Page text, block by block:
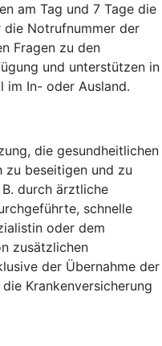
am Tag und 7 Tage die
Notrufnummer der
Fragen zu den
und unterstützen in
im In- oder Ausland.
die gesundheitlichen
zu beseitigen und zu
durch ärztliche
schnelle
oder dem
zusätzlichen
der Übernahme der
Krankenversicherung